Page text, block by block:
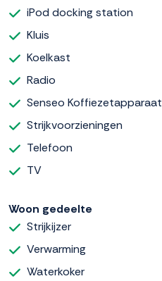
iPod docking station
Kluis
Koelkast
Radio
Senseo Koffiezetapparaat
Strijkvoorzieningen
Telefoon
TV
Woon gedeelte
Strijkijzer
Verwarming
Waterkoker